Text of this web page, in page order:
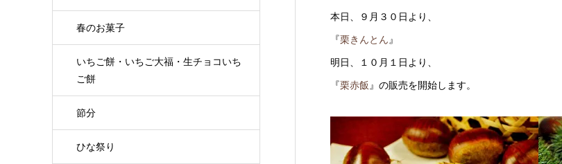
本日、９月３０日より、
『栗きんとん 』
明日、１０月１日より、
『栗赤飯 』の販売を開始します。
春のお菓子
いちご餅・いちご大福・生チョコいち
ご餅
節分
ひな祭り